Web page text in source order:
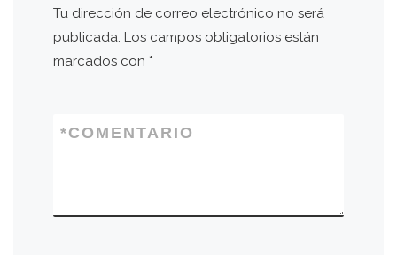
Tu dirección de correo electrónico no será
publicada. Los campos obligatorios están
marcados con *
COMENTARIO
*